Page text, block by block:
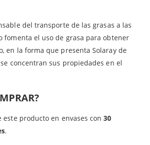
del transporte de las grasas a las
fomenta el uso de grasa para obtener
en la forma que presenta Solaray de
concentran sus propiedades en el
este producto en envases con30
.